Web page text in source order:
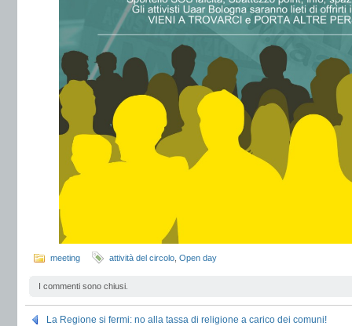
meeting attività del circolo Open day
I commenti sono chiusi.
La Regione si fermi: no alla tassa di religione a carico dei comuni!